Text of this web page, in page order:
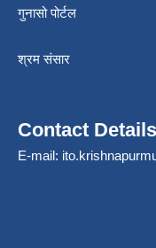
गुनासो पोर्टल
श्रम संसार
Contact Details
E-mail: